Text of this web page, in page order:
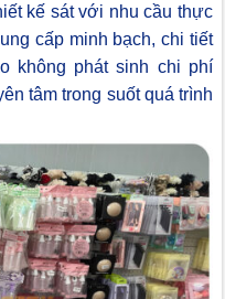
kế sát với nhu cầu thực
cấp minh bạch, chi tiết
không phát sinh chi phí
tâm trong suốt quá trình